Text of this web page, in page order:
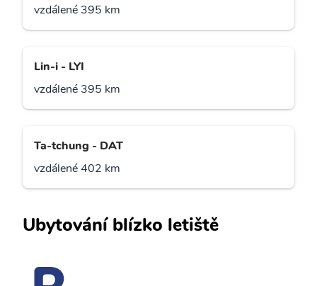
vzdálené 395 km
Lin-i - LYI
vzdálené 395 km
Ta-tchung - DAT
vzdálené 402 km
Ubytování blízko letiště